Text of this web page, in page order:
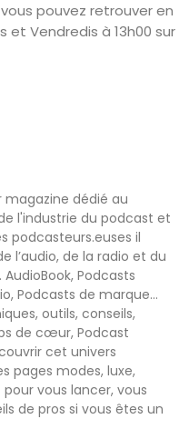
pouvez retrouver en
et Vendredis à 13h00 sur
magazine dédié au
l'industrie du podcast et
podcasteurs.euses il
l’audio, de la radio et du
Podcasts
Podcasts de marque…
outils, conseils,
de cœur, Podcast
cet univers
pages modes, luxe,
vous lancer, vous
de pros si vous êtes un